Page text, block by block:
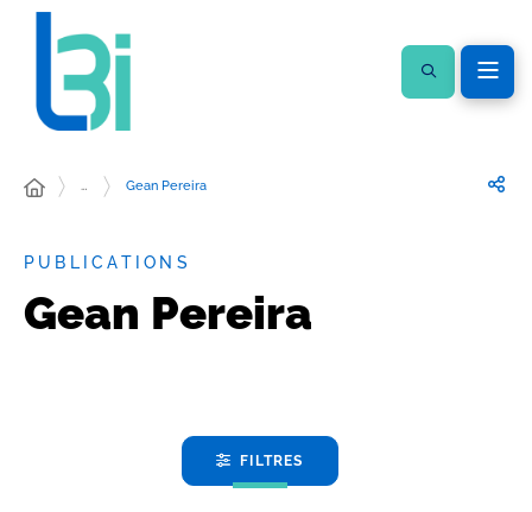
… Gean Pereira
PUBLICATIONS
Gean Pereira
FILTRES